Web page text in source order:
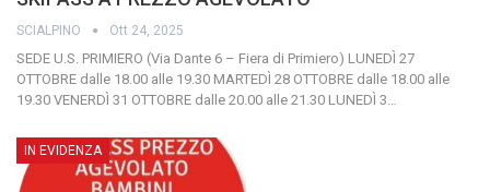
SCIALPINO Ott 24, 2025
SEDE U.S. PRIMIERO (Via Dante 6 – Fiera di Primiero) LUNEDÌ 27
OTTOBRE dalle 18.00 alle 19.30 MARTEDÌ 28 OTTOBRE dalle 18.00 alle
19.30 VENERDÌ 31 OTTOBRE dalle 20.00 alle 21.30 LUNEDÌ 3…
IN EVIDENZA